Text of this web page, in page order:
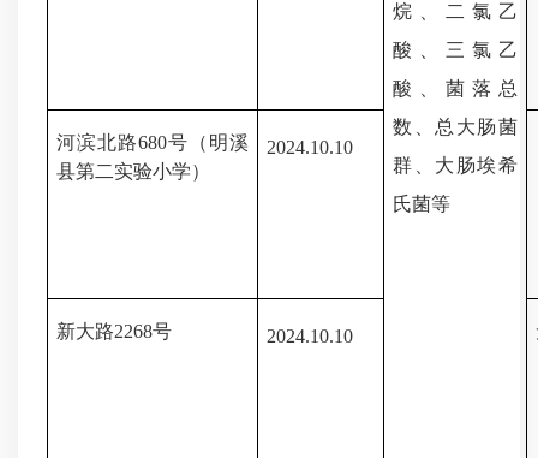
烷、二氯乙
酸、三氯乙
酸、 菌落总
数、总大肠菌
群、大肠埃希
氏菌等
河滨北路680号（明溪
县第二实验小学）
2024.10.10
新大路2268号 2024.10.10